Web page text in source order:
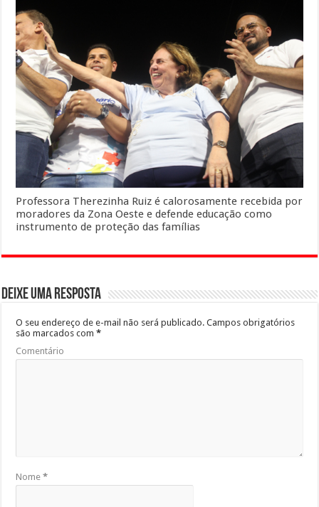
Professora Therezinha Ruiz é calorosamente recebida por
moradores da Zona Oeste e defende educação como
instrumento de proteção das famílias
Deixe uma resposta
O seu endereço de e-mail não será publicado. Campos obrigatórios
são marcados com*
Comentário
Nome*